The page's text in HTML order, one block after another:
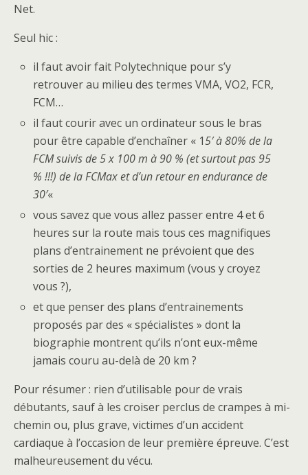
Net.
Seul hic :
il faut avoir fait Polytechnique pour s’y
retrouver au milieu des termes VMA, VO2, FCR,
FCM…
il faut courir avec un ordinateur sous le bras
pour être capable d’enchaîner « 15′ à 80% de la
FCM suivis de 5 x 100 m à 90 % (et surtout pas 95
% !!!) de la FCMax et d’un retour en endurance de
30′«
vous savez que vous allez passer entre 4 et 6
heures sur la route mais tous ces magnifiques
plans d’entrainement ne prévoient que des
sorties de 2 heures maximum (vous y croyez
vous ?),
et que penser des plans d’entrainements
proposés par des « spécialistes » dont la
biographie montrent qu’ils n’ont eux-même
jamais couru au-delà de 20 km ?
Pour résumer : rien d’utilisable pour de vrais
débutants, sauf à les croiser perclus de crampes à mi-
chemin ou, plus grave, victimes d’un accident
cardiaque à l’occasion de leur première épreuve. C’est
malheureusement du vécu.